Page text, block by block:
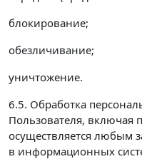
блокирование;
обезличивание;
уничтожение.
6.5. Обработка
Пользователя, включая
осуществляется любым
в информационных